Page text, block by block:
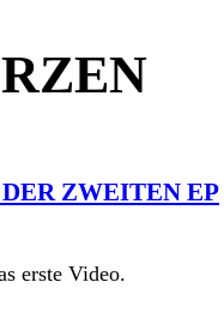
ZWEITEN EP
erste Video.